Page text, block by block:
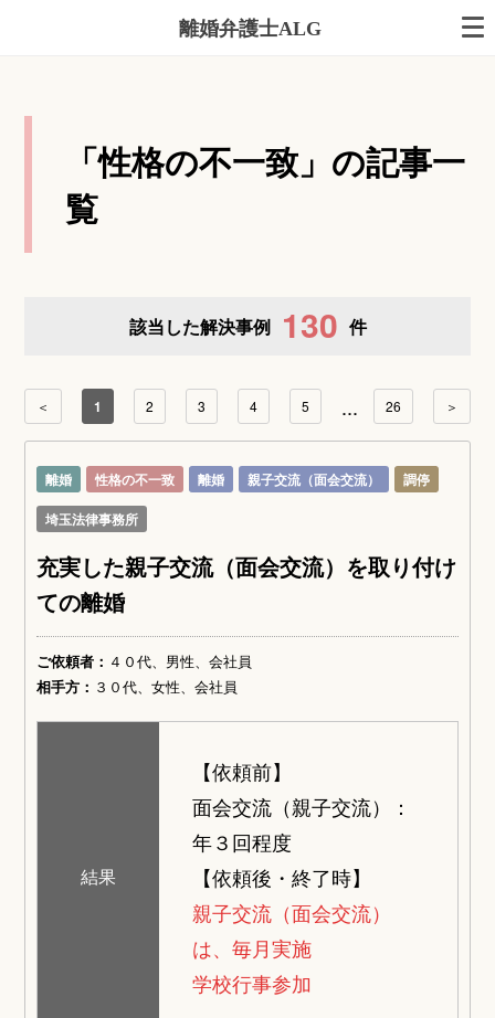
離婚弁護士ALG
「性格の不一致」の記事一
覧
該当した解決事例 130 件
＜ 1 2 3 4 5 ... 26 ＞
離婚 性格の不一致 離婚 親子交流（面会交流）
調停
埼玉法律事務所
充実した親子交流（面会交流）を取り付け
ての離婚
ご依頼者： ４０代、男性、会社員
相手方： ３０代、女性、会社員
結果
【依頼前】
面会交流（親子交流）：
年３回程度
【依頼後・終了時】
親子交流（面会交流）
は、毎月実施
学校行事参加